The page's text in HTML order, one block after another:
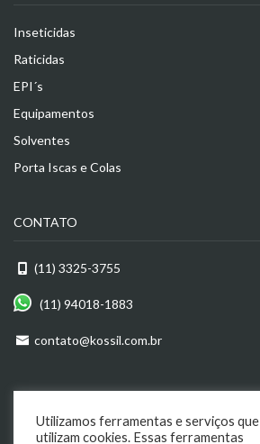
Inseticidas
Raticidas
EPI´s
Equipamentos
Solventes
Porta Iscas e Colas
CONTATO
(11) 3325-3755
(11) 94018-1883
contato@kossil.com.br
ENDEREÇO
R. Dom Antônio de Melo, 82
Utilizamos ferramentas e serviços que
utilizam cookies. Essas ferramentas